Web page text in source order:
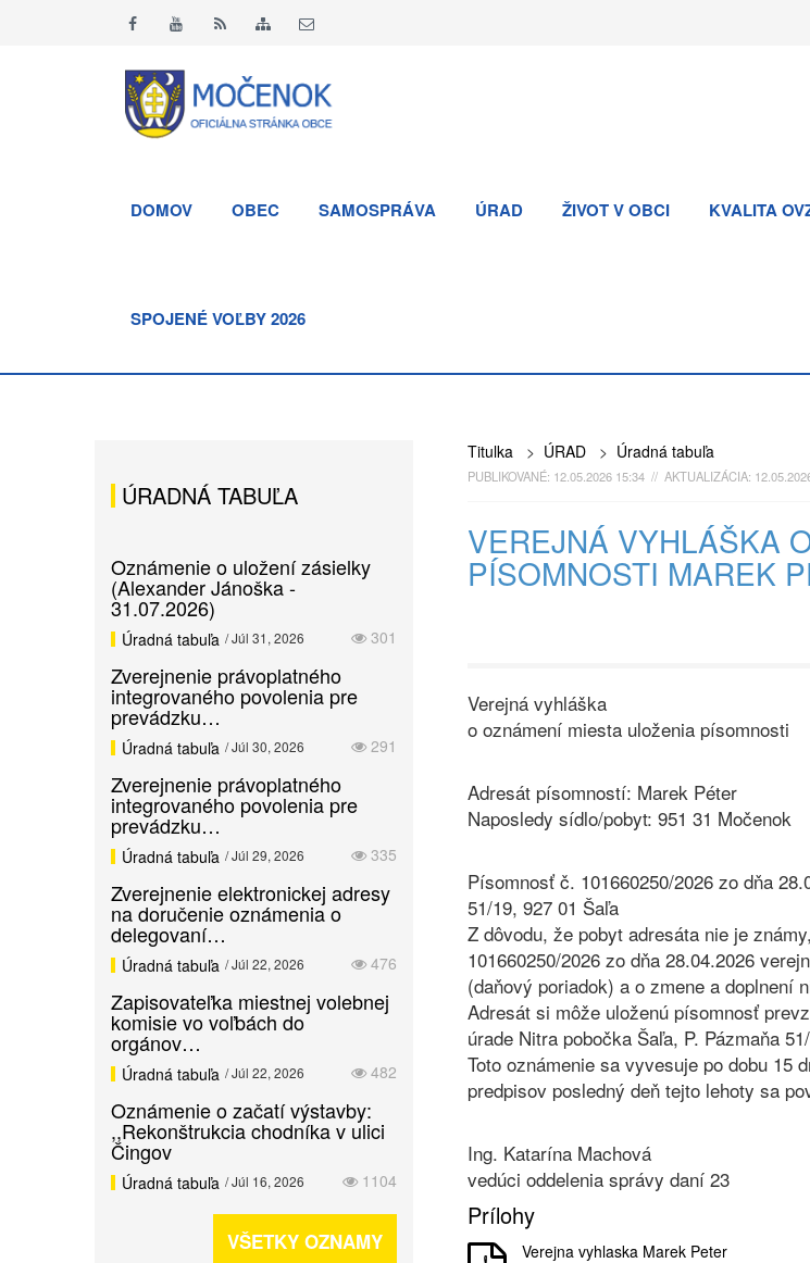
DOMOV OBEC SAMOSPRÁVA ÚRAD ŽIVOT V OBCI KVALITA
SPOJENÉ VOĽBY 2026
Titulka> ÚRAD> Úradná tabuľa
PUBLIKOVANÉ: 12.05.2026 15:34 // AKTUALIZÁCIA:
VEREJNÁ VYHLÁŠKA
PÍSOMNOSTI MAREK
Verejná vyhláška
o oznámení miesta uloženia písomnosti
Adresát písomností: Marek Péter
Naposledy sídlo/pobyt: 951 31 Močenok
Písomnosť č. 101660250/2026 zo dňa
51/19, 927 01 Šaľa
Z dôvodu, že pobyt adresáta nie je
101660250/2026 zo dňa 28.04.2026
(daňový poriadok) a o zmene a doplnení
Adresát si môže uloženú písomnosť
úrade Nitra pobočka Šaľa, P. Pázmaňa
Toto oznámenie sa vyvesuje po dobu 15
predpisov posledný deň tejto lehoty sa
Ing. Katarína Machová
vedúci oddelenia správy daní 23
Prílohy
Verejna vyhlaska Marek Peter
ÚRADNÁ TABUĽA
Oznámenie o uložení zásielky
(Alexander Jánoška -
31.07.2026)
301
Úradná tabuľa / Júl 31, 2026
Zverejnenie právoplatného
integrovaného povolenia pre
prevádzku…
291
Úradná tabuľa / Júl 30, 2026
Zverejnenie právoplatného
integrovaného povolenia pre
prevádzku…
335
Úradná tabuľa / Júl 29, 2026
Zverejnenie elektronickej adresy
na doručenie oznámenia o
delegovaní…
476
Úradná tabuľa / Júl 22, 2026
Zapisovateľka miestnej volebnej
komisie vo voľbách do
orgánov…
482
Úradná tabuľa / Júl 22, 2026
Oznámenie o začatí výstavby:
,,Rekonštrukcia chodníka v ulici
Čingov
1104
Úradná tabuľa / Júl 16, 2026
VŠETKY OZNAMY